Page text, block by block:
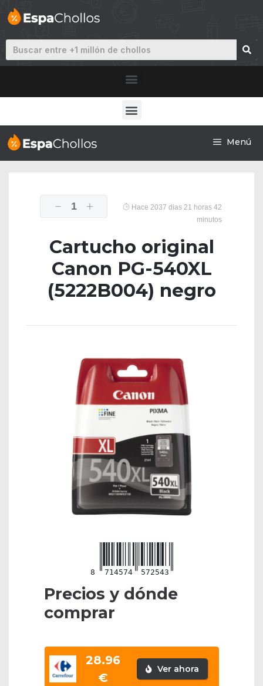
Menú
1
Hace 2037 dias 21 horas 42
minutos
Cartucho original
Canon PG-540XL
(5222B004) negro
8 714574 572543
Precios y dónde
comprar
28.96
€
Ver ahora